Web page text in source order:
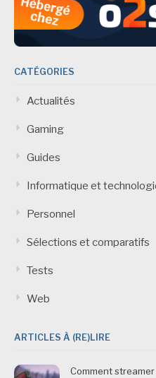
CATÉGORIES
Actualités
Gaming
Guides
Informatique et
Personnel
Sélections et comparatifs
Tests
Web
ARTICLES À (RE)LIRE
Comment